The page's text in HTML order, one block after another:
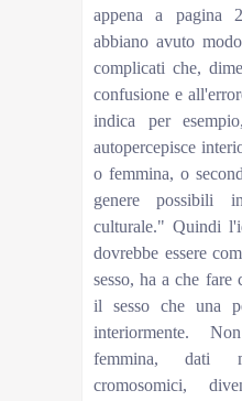
appena a pagina
abbiano avuto
complicati che,
confusione e
indica per
autopercepisce
o femmina, o
genere possibili
culturale." Quindi
dovrebbe essere
sesso, ha a che fare
il sesso che una
interiormente.
femmina, dati
cromosomici,